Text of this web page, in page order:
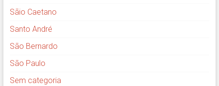
Sãio Caetano
Santo André
São Bernardo
São Paulo
Sem categoria